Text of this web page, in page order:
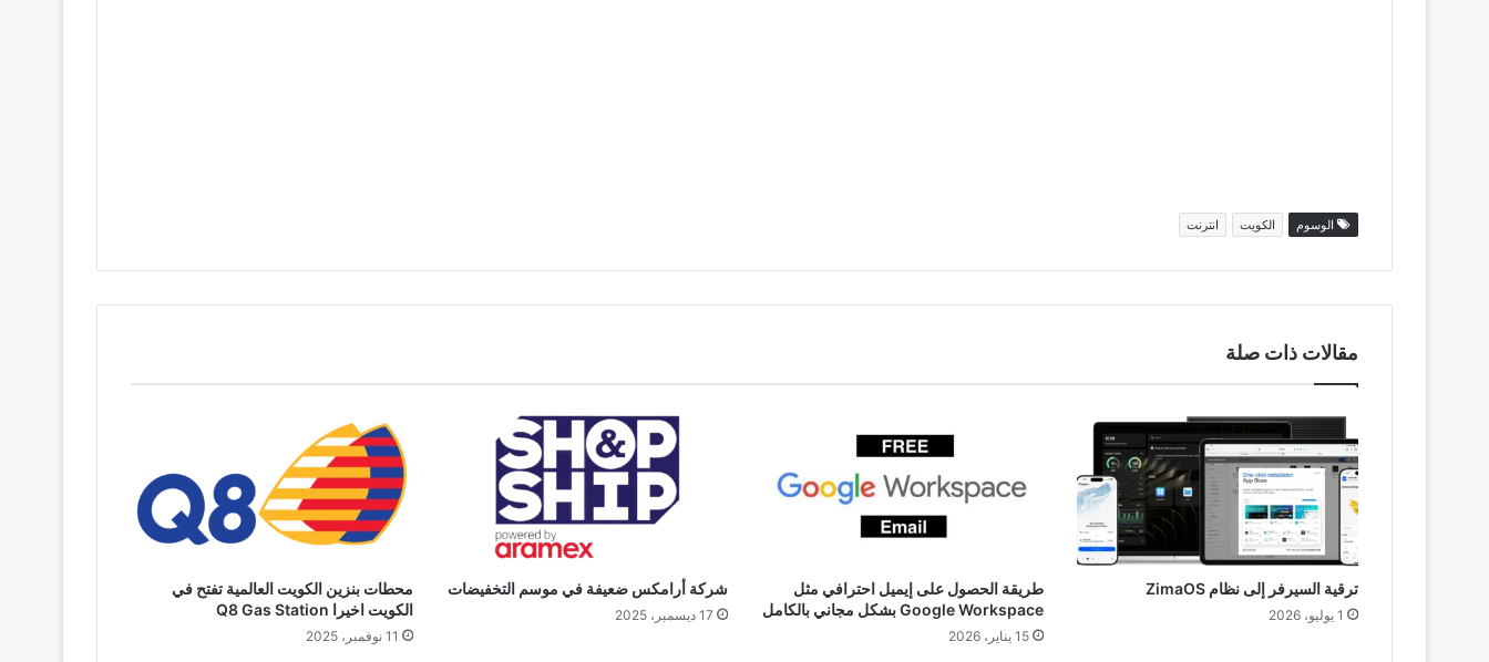
الوسوم الكويت انترنت
مقالات ذات صلة
ترقية السيرفر إلى نظام ZimaOS
1 يوليو، 2026
طريقة الحصول على إيميل احترافي مثل
Google Workspace بشكل مجاني بالكامل
15 يناير، 2026
شركة أرامكس ضعيفة في موسم التخفيضات
17 ديسمبر، 2025
محطات بنزين الكويت العالمية تفتح في
الكويت اخيرا Q8 Gas Station
11 نوفمبر، 2025